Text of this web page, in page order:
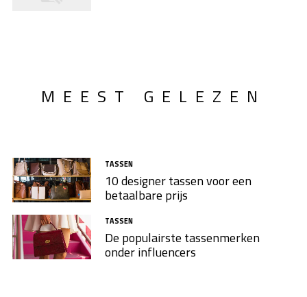
MEEST GELEZEN
TASSEN
10 designer tassen voor een
betaalbare prijs
TASSEN
De populairste tassenmerken
onder influencers